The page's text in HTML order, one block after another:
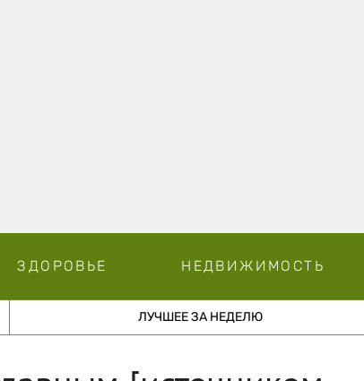
ЗДОРОВЬЕ НЕДВИЖИМОСТЬ
ЛУЧШЕЕ ЗА НЕДЕЛЮ